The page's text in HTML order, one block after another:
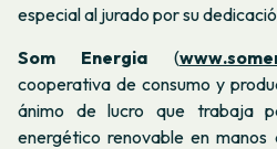
especial al jurado por su
Som Energia (
cooperativa de consumo y
ánimo de lucro que trabaja
energético renovable en